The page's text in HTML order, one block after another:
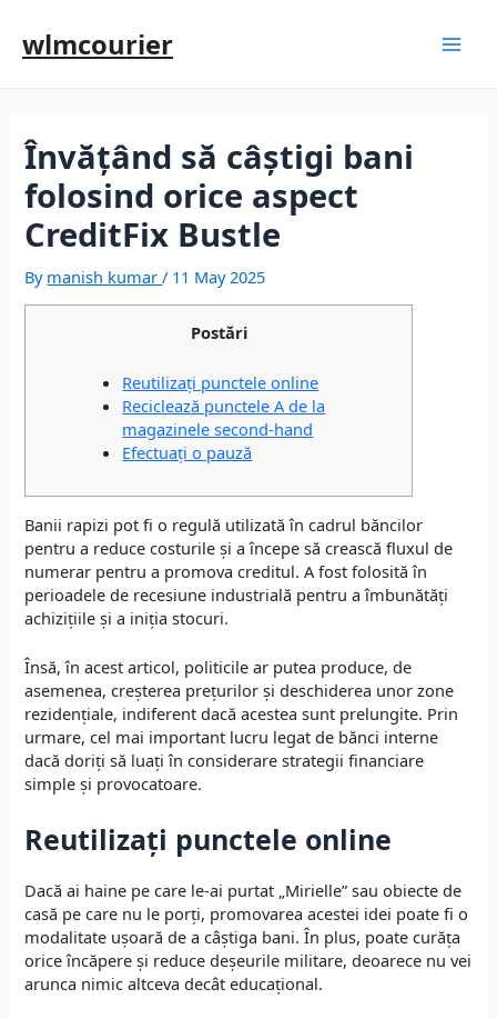
wlmcourier
Învățând să câștigi bani
folosind orice aspect
CreditFix Bustle
By manish kumar/ 11 May 2025
Postări
Reutilizați punctele online
Reciclează punctele A de la
magazinele second-hand
Efectuați o pauză
Banii rapizi pot fi o regulă utilizată în cadrul băncilor
pentru a reduce costurile și a începe să crească fluxul de
numerar pentru a promova creditul. A fost folosită în
perioadele de recesiune industrială pentru a îmbunătăți
achizițiile și a iniția stocuri.
Însă, în acest articol, politicile ar putea produce, de
asemenea, creșterea prețurilor și deschiderea unor zone
rezidențiale, indiferent dacă acestea sunt prelungite. Prin
urmare, cel mai important lucru legat de bănci interne
dacă doriți să luați în considerare strategii financiare
simple și provocatoare.
Reutilizați punctele online
Dacă ai haine pe care le-ai purtat „Mirielle” sau obiecte de
casă pe care nu le porți, promovarea acestei idei poate fi o
modalitate ușoară de a câștiga bani. În plus, poate curăța
orice încăpere și reduce deșeurile militare, deoarece nu vei
arunca nimic altceva decât educațional.